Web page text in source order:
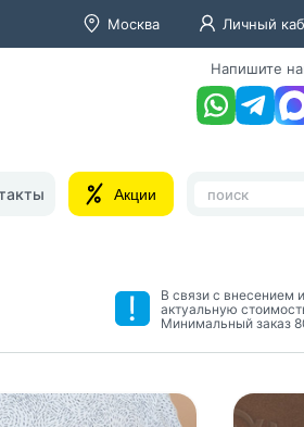
Москва Личный
Напишите
Акции
В связи с внесением
актуальную
Минимальный заказ
рекламных рассылок